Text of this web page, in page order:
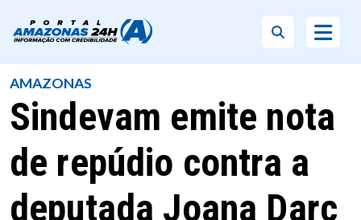
AMAZONAS
Sindevam emite nota
de repúdio contra a
deputada Joana Darc